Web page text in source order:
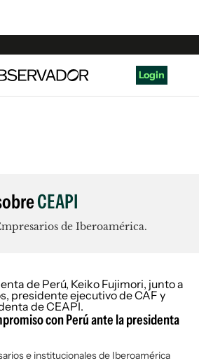
Login
CEAPI
de Iberoamérica.
con Perú ante la presidenta
e institucionales de Iberoamérica